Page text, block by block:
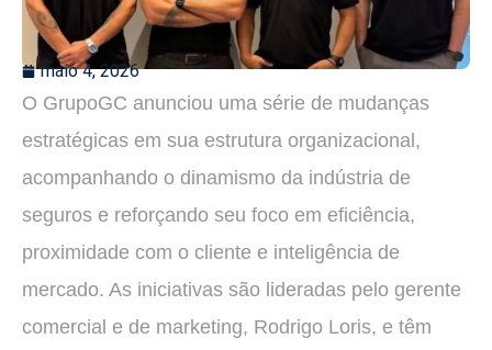
maio 4, 2026
O GrupoGC anunciou uma série de mudanças
estratégicas em sua estrutura organizacional,
acompanhando o dinamismo da indústria de
seguros e reforçando seu foco em eficiência,
proximidade com o cliente e inteligência de
mercado. As iniciativas são lideradas pelo gerente
comercial e de marketing, Rodrigo Loris, e têm